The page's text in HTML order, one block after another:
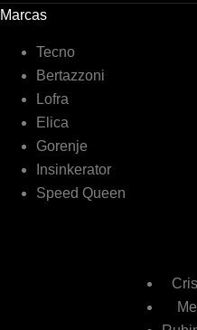
Marcas
Tecno
Bertazzoni
Lofra
Elica
Gorenje
Insinkerator
Speed Queen